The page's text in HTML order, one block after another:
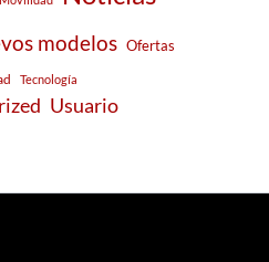
modelos Ofertas
Tecnología
Usuario